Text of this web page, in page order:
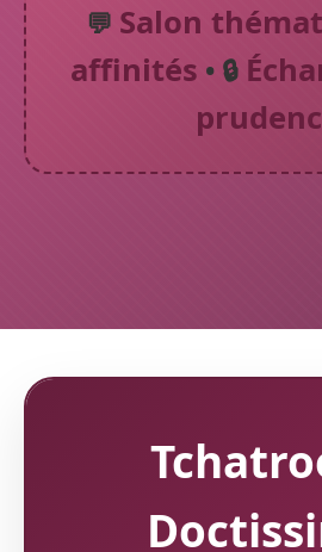
💬 Salon
affinités • 🔒